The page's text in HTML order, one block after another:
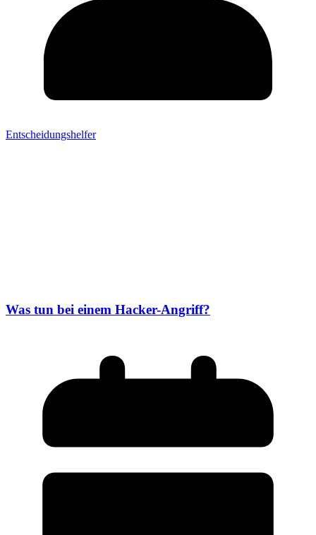
Entscheidungshelfer
Was tun bei einem Hacker-Angriff?